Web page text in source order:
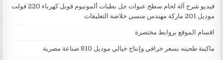
فيديو شرح آلة لحام سطح عبوات جل بطبات ألمونيوم فويل كهرباء 220 فولت
موديل 201 ماركة مهندس منسي خلاصة التعليقات
اقسام الموقع بروابط مختصرة
ماكينة طحينه بسعر خرافي وإنتاج خيالي موديل 810 صناعة مصرية